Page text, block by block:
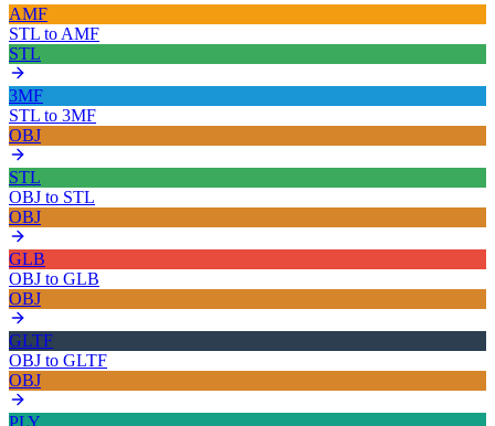
AMF
STL to AMF
STL
3MF
STL to 3MF
OBJ
STL
OBJ to STL
OBJ
GLB
OBJ to GLB
OBJ
GLTF
OBJ to GLTF
OBJ
PLY